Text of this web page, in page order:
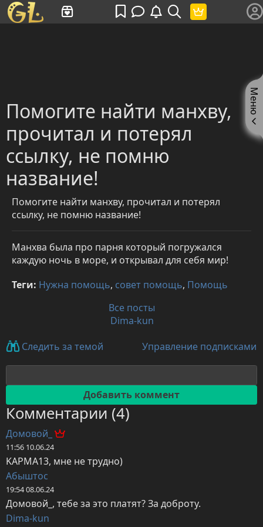
Помогите найти манхву,
прочитал и потерял
ссылку, не помню
название!
Помогите найти манхву, прочитал и потерял
ссылку, не помню название!
Манхва была про парня который погружался
каждую ночь в море, и открывал для себя мир!
Теги: Нужна помощь, совет помощь, Помощь
Все посты
Dima-kun
Следить за темой Управление подписками
Комментарии (4)
Домовой_
11:56 10.06.24
KAPMA13, мне не трудно)
Абыштос
19:54 08.06.24
Домовой_, тебе за это платят? За доброту.
Dima-kun
Меню